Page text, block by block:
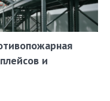
и